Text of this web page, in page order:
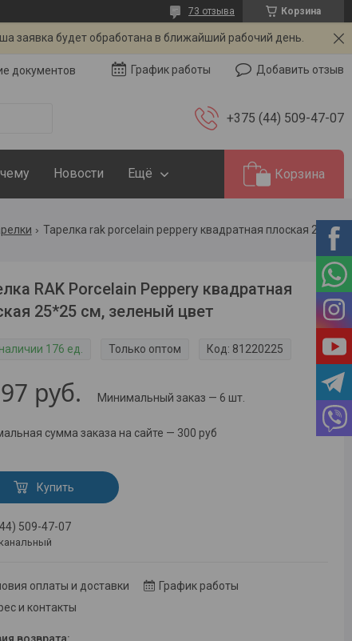
Корзина
73 отзыва
заявка будет обработана в ближайший рабочий день.
документов График работы Добавить отзыв
+375 (44) 509-47-07
Новости Ещё Корзина
Тарелка rak porcelain peppery квадратная плоская 25*25 см, зеленый цвет
RAK Porcelain Peppery квадратная
25*25 см, зеленый цвет
176 ед. Только оптом Код: 81220225
руб. Минимальный заказ — 6 шт.
сумма заказа на сайте — 300 руб
Купить
509-47-07
оплаты и доставки
График работы
и контакты